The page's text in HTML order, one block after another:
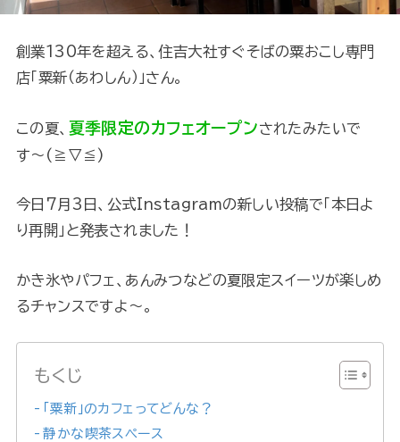
創業130年を超える、住吉大社すぐそばの粟おこし専門
店「粟新（あわしん）」さん。
この夏、 夏季限定のカフェオープンされたみたいで
す〜(≧▽≦)
今日7月3日、公式Instagramの新しい投稿で「本日よ
り再開」と発表されました！
かき氷やパフェ、あんみつなどの夏限定スイーツが楽しめ
るチャンスですよ～。
もくじ
「粟新」のカフェってどんな？
静かな喫茶スペース